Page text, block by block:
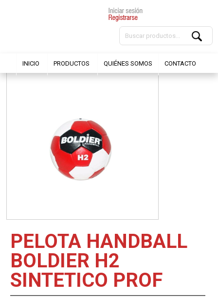
INICIO PRODUCTOS QUIÉNES SOMOS CONTACTO
PELOTA HANDBALL
BOLDIER H2
SINTETICO PROF